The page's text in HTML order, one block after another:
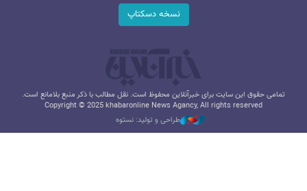
نسخه دسکتاپ
تمامی حقوق این سایت برای خبرآنلاین محفوظ است. نقل مطالب با ذکر منبع بلامانع است.
Copyright © 2025 khabaronline News Agancy, All rights reserved
طراحی و تولید: نستوه